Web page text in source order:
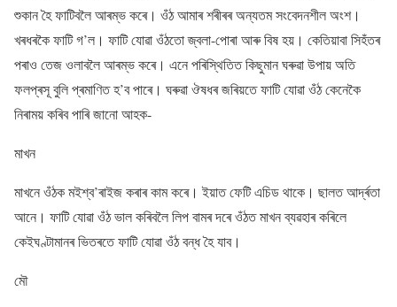
শুকান হৈ ফাটিবলৈ আৰম্ভ কৰে। ওঁঠ আমাৰ শৰীৰৰ অন্যতম সংবেদনশীল অংশ।
খৰধৰকৈ ফাটি গ’ল। ফাটি যোৱা ওঁঠতো জ্বলা-পোৰা আৰু বিষ হয়। কেতিয়াবা সিহঁতৰ
পৰাও তেজ ওলাবলৈ আৰম্ভ কৰে। এনে পৰিস্থিতিত কিছুমান ঘৰুৱা উপায় অতি
ফলপ্ৰসূ বুলি প্ৰমাণিত হ’ব পাৰে। ঘৰুৱা ঔষধৰ জৰিয়তে ফাটি যোৱা ওঁঠ কেনেকৈ
নিৰাময় কৰিব পাৰি জানো আহক-
মাখন
মাখনে ওঁঠক মইশ্ব’ৰাইজ কৰাৰ কাম কৰে। ইয়াত ফেটি এচিড থাকে। ছালত আৰ্দ্ৰতা
আনে। ফাটি যোৱা ওঁঠ ভাল কৰিবলৈ লিপ বামৰ দৰে ওঁঠত মাখন ব্যৱহাৰ কৰিলে
কেইঘণ্টামানৰ ভিতৰতে ফাটি যোৱা ওঁঠ বন্ধ হৈ যাব।
মৌ